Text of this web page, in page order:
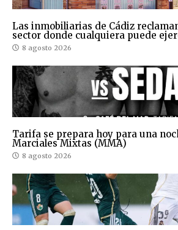
Las inmobiliarias de Cádiz
sector donde cualquiera puede
8 agosto 2026
Tarifa se prepara hoy para una
Marciales Mixtas (MMA)
8 agosto 2026